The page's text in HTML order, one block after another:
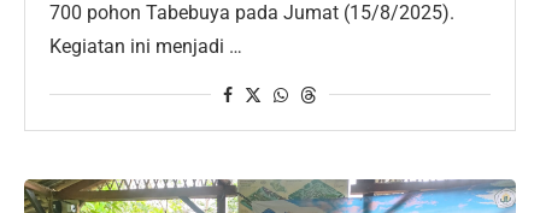
700 pohon Tabebuya pada Jumat (15/8/2025).
Kegiatan ini menjadi …